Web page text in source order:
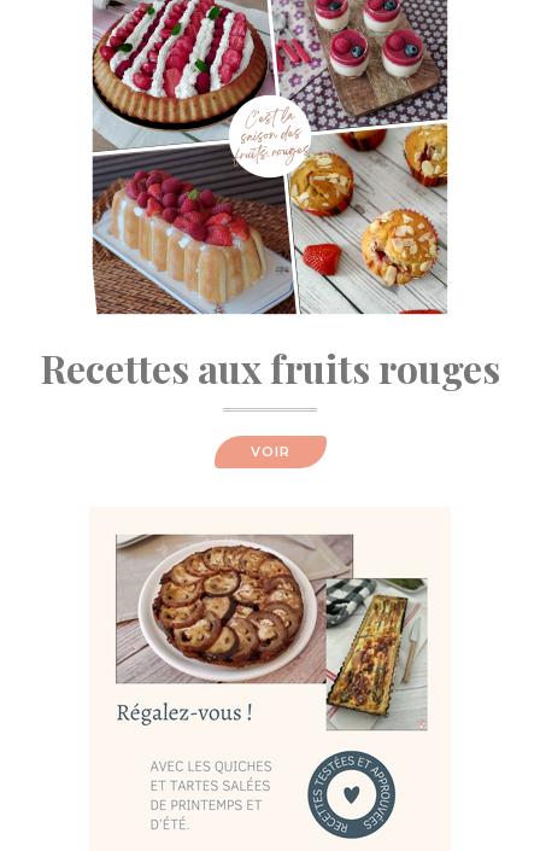
Recettes aux fruits rouges
VOIR